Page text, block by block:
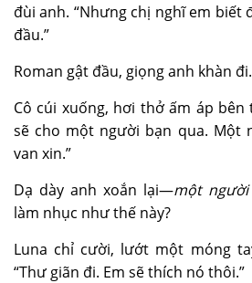
đùi anh. “Nhưng chị nghĩ em biết
đầu.”
Roman gật đầu, giọng anh khàn
Cô cúi xuống, hơi thở ấm áp bên
sẽ cho một người bạn qua. Một
van xin.”
Dạ dày anh xoắn lại—một người
làm nhục như thế này?
Luna chỉ cười, lướt một móng
“Thư giãn đi. Em sẽ thích nó thôi.”